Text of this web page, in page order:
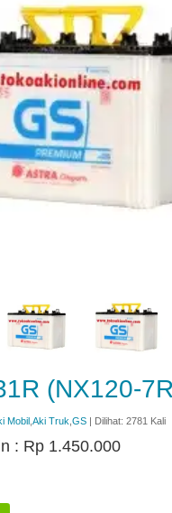
(NX120-
Mobil Aki Truk GS | Dilihat: 2781 Kali
: Rp 1.450.000